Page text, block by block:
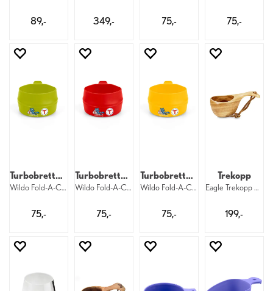
89,- 349,- 75,- 75,-
Turbobrettekopp
Wildo Fold-A-Cup 2,5 dl Green DNT
75,-
Turbobrettekopp
Wildo Fold-A-Cup 2,5 dl Red DNT
75,-
Turbobrettekopp
Wildo Fold-A-Cup 2,5 dl Yellow DNT
75,-
Trekopp
Eagle Trekopp Go-koppen 200 ml
199,-